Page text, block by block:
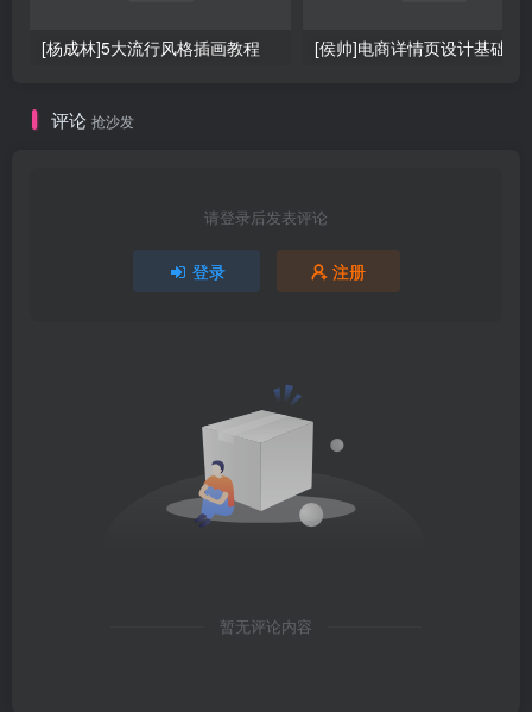
[杨成林]5大流行风格插画教程 [侯帅]电商详情页设计基础
评论 抢沙发
请登录后发表评论
登录 注册
暂无评论内容